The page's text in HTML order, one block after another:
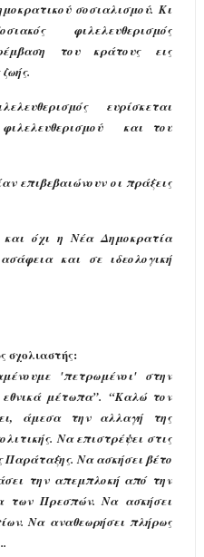
σοσιαλισμού. Κι
φιλελευθερισμός
του κράτους εις
ευρίσκεται
και του
επιβεβαιώνουν οι πράξεις
όχι η Νέα Δημοκρατία
και σε ιδεολογική
σχολιαστής:
'πετρωμένοι' στην
μέτωπα”. “Καλώ τον
άμεσα την αλλαγή της
Να επιστρέψει στις
Παράταξης. Να ασκήσει βέτο
την απεμπλοκή από την
των Πρεσπών. Να ασκήσει
Να αναθεωρήσει πλήρως